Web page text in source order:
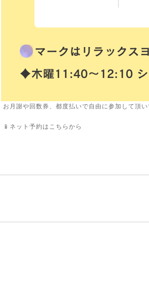
お月謝や回数券、都度払いで自由に参加して頂い
📱ネット予約はこちらから